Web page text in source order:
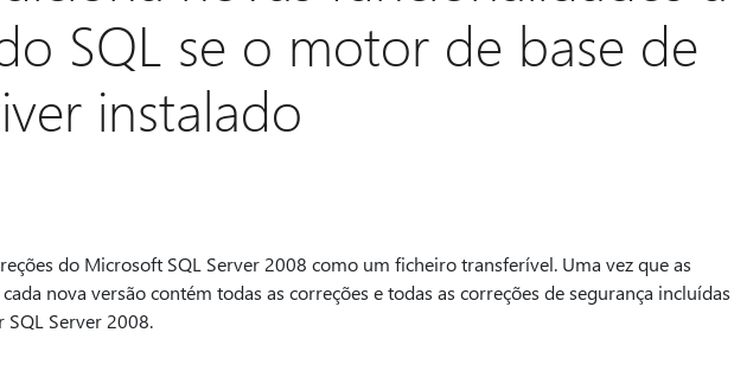
SQL se o motor de base de
instalado
do Microsoft SQL Server 2008 como um ficheiro transferível. Uma vez que as
nova versão contém todas as correções e todas as correções de segurança incluídas
Server 2008.